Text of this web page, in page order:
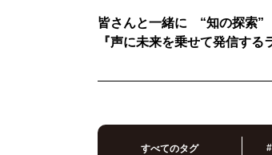
皆さんと一緒に “知の探索”
『声に未来を乗せて発信する
すべてのタグ #